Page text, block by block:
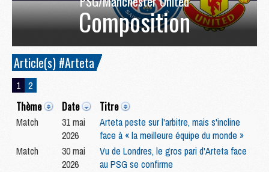
Composition
Article(s) #Arteta
1 2
Thème Date Titre
Match
31 mai
2026
Arteta peste sur l'arbitre, mais s'incline
face à « la meilleure équipe du monde »
Match
30 mai
2026
Vu de Londres, le gros pari d'Arteta face
au PSG se confirme